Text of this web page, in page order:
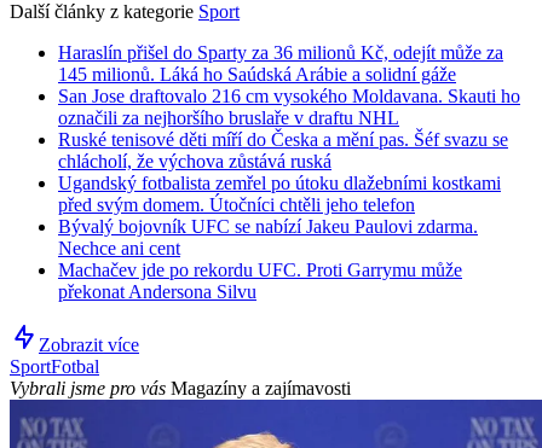
Další články z kategorie Sport
Haraslín přišel do Sparty za 36 milionů Kč, odejít může za
145 milionů. Láká ho Saúdská Arábie a solidní gáže
San Jose draftovalo 216 cm vysokého Moldavana. Skauti ho
označili za nejhoršího bruslaře v draftu NHL
Ruské tenisové děti míří do Česka a mění pas. Šéf svazu se
chlácholí, že výchova zůstává ruská
Ugandský fotbalista zemřel po útoku dlažebními kostkami
před svým domem. Útočníci chtěli jeho telefon
Bývalý bojovník UFC se nabízí Jakeu Paulovi zdarma.
Nechce ani cent
Machačev jde po rekordu UFC. Proti Garrymu může
překonat Andersona Silvu
Zobrazit více
SportFotbal
Vybrali jsme pro vás Magazíny a zajímavosti